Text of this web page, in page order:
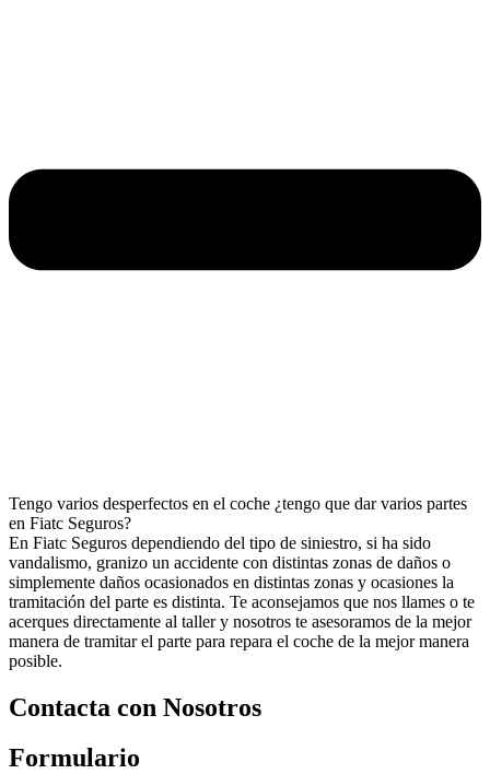
Tengo varios desperfectos en el coche ¿tengo que dar varios partes
en Fiatc Seguros?
En Fiatc Seguros dependiendo del tipo de siniestro, si ha sido
vandalismo, granizo un accidente con distintas zonas de daños o
simplemente daños ocasionados en distintas zonas y ocasiones la
tramitación del parte es distinta. Te aconsejamos que nos llames o te
acerques directamente al taller y nosotros te asesoramos de la mejor
manera de tramitar el parte para repara el coche de la mejor manera
posible.
Contacta con Nosotros
Formulario